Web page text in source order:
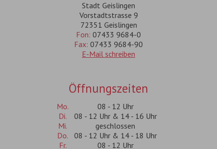
Stadt Geislingen
Vorstadtstrasse 9
72351 Geislingen
Fon: 07433 9684-0
Fax: 07433 9684-90
E-Mail schreiben
Öffnungszeiten
Mo.
08 - 12 Uhr
Di.
08 - 12 Uhr & 14 - 16 Uhr
Mi.
geschlossen
Do.
08 - 12 Uhr & 14 - 18 Uhr
Fr.
08 - 12 Uhr